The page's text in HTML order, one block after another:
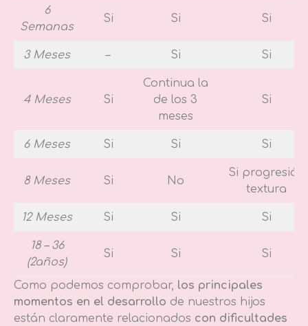
6
Semanas
Si Si Si
3 Meses – Si Si
4 Meses Si
Continua la
de los 3
meses
Si
6 Meses Si Si Si
8 Meses Si No
Si progresión
textura
12 Meses Si Si Si
18 – 36
(2años)
Si Si Si
Como podemos comprobar, los principales
momentos en el desarrollo de nuestros hijos
están claramente relacionados con dificultades